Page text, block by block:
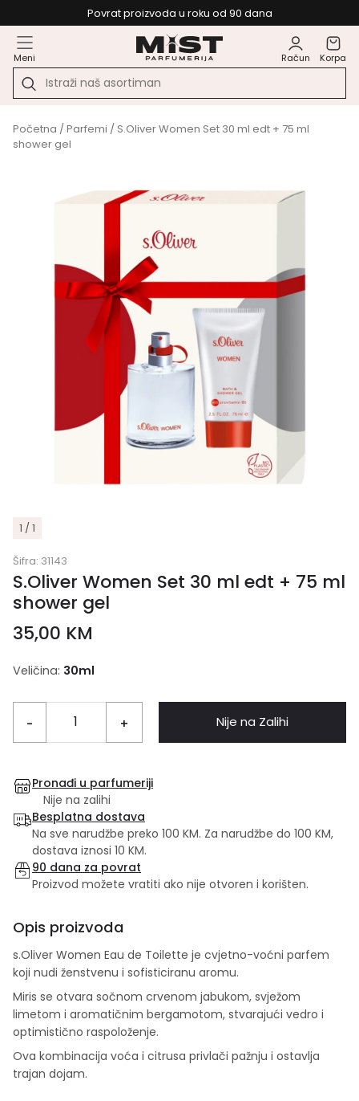
Povrat proizvoda u roku od 90 dana
Meni Račun Korpa
Početna /Parfemi / S.Oliver Women Set 30 ml edt + 75 ml
shower gel
1 / 1
Šifra: 31143
S.Oliver Women Set 30 ml edt + 75 ml
shower gel
35,00 KM
Veličina: 30ml
- + Nije na Zalihi
Pronađi u parfumeriji
Nije na zalihi
Besplatna dostava
Na sve narudžbe preko 100 KM. Za narudžbe do 100 KM,
dostava iznosi 10 KM.
90 dana za povrat
Proizvod možete vratiti ako nije otvoren i korišten.
Opis proizvoda
s.Oliver Women Eau de Toilette je cvjetno-voćni parfem
koji nudi ženstvenu i sofisticiranu aromu.
Miris se otvara sočnom crvenom jabukom, svježom
limetom i aromatičnim bergamotom, stvarajući vedro i
optimistično raspoloženje.
Ova kombinacija voća i citrusa privlači pažnju i ostavlja
trajan dojam.